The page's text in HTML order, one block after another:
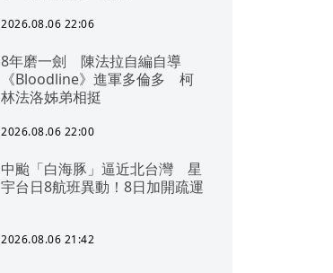
2026.08.06 22:06
8年磨一劍 陳法拉自編自導
《Bloodline》進軍多倫多 柯
林法洛姊弟相挺
2026.08.06 22:00
中颱「白海豚」逼近北台灣 星
宇台日8航班異動！8日加開疏運
2026.08.06 21:42